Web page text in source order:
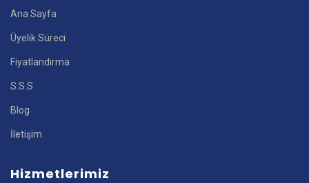
Ana Sayfa
Üyelik Süreci
Fiyatlandırma
S.S.S
Blog
İletişim
Hizmetlerimiz